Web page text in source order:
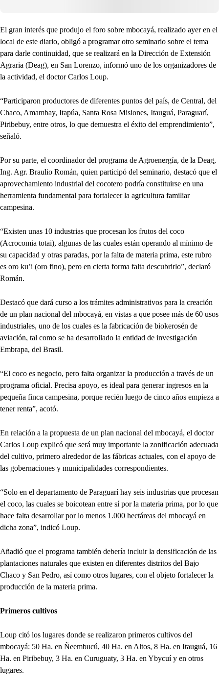
El gran interés que produjo el foro sobre mbocayá, realizado ayer en el
local de este diario, obligó a programar otro seminario sobre el tema
para darle continuidad, que se realizará en la Dirección de Extensión
Agraria (Deag), en San Lorenzo, informó uno de los organizadores de
la actividad, el doctor Carlos Loup.
“Participaron productores de diferentes puntos del país, de Central, del
Chaco, Amambay, Itapúa, Santa Rosa Misiones, Itauguá, Paraguarí,
Piribebuy, entre otros, lo que demuestra el éxito del emprendimiento”,
señaló.
Por su parte, el coordinador del programa de Agroenergía, de la Deag,
Ing. Agr. Braulio Román, quien participó del seminario, destacó que el
aprovechamiento industrial del cocotero podría constituirse en una
herramienta fundamental para fortalecer la agricultura familiar
campesina.
“Existen unas 10 industrias que procesan los frutos del coco
(Acrocomia totai), algunas de las cuales están operando al mínimo de
su capacidad y otras paradas, por la falta de materia prima, este rubro
es oro ku’i (oro fino), pero en cierta forma falta descubrirlo”, declaró
Román.
Destacó que dará curso a los trámites administrativos para la creación
de un plan nacional del mbocayá, en vistas a que posee más de 60 usos
industriales, uno de los cuales es la fabricación de biokerosén de
aviación, tal como se ha desarrollado la entidad de investigación
Embrapa, del Brasil.
“El coco es negocio, pero falta organizar la producción a través de un
programa oficial. Precisa apoyo, es ideal para generar ingresos en la
pequeña finca campesina, porque recién luego de cinco años empieza a
tener renta”, acotó.
En relación a la propuesta de un plan nacional del mbocayá, el doctor
Carlos Loup explicó que será muy importante la zonificación adecuada
del cultivo, primero alrededor de las fábricas actuales, con el apoyo de
las gobernaciones y municipalidades correspondientes.
“Solo en el departamento de Paraguarí hay seis industrias que procesan
el coco, las cuales se boicotean entre sí por la materia prima, por lo que
hace falta desarrollar por lo menos 1.000 hectáreas del mbocayá en
dicha zona”, indicó Loup.
Añadió que el programa también debería incluir la densificación de las
plantaciones naturales que existen en diferentes distritos del Bajo
Chaco y San Pedro, así como otros lugares, con el objeto fortalecer la
producción de la materia prima.
Primeros cultivos
Loup citó los lugares donde se realizaron primeros cultivos del
mbocayá: 50 Ha. en Ñeembucú, 40 Ha. en Altos, 8 Ha. en Itauguá, 16
Ha. en Piribebuy, 3 Ha. en Curuguaty, 3 Ha. en Ybycuí y en otros
lugares.